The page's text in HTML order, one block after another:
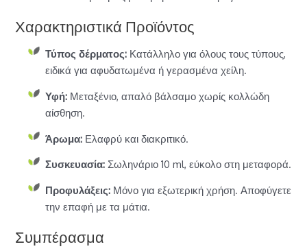
Χαρακτηριστικά Προϊόντος
Τύπος δέρματος: Κατάλληλο για όλους τους τύπους,
ειδικά για αφυδατωμένα ή γερασμένα χείλη.
Υφή: Μεταξένιο, απαλό βάλσαμο χωρίς κολλώδη
αίσθηση.
Άρωμα: Ελαφρύ και διακριτικό.
Συσκευασία: Σωληνάριο 10 ml, εύκολο στη μεταφορά.
Προφυλάξεις: Μόνο για εξωτερική χρήση. Αποφύγετε
την επαφή με τα μάτια.
Συμπέρασμα